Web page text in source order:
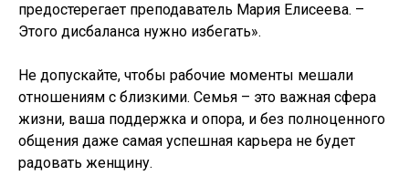
предостерегает преподаватель Мария Елисеева. –
Этого дисбаланса нужно избегать».
Не допускайте, чтобы рабочие моменты мешали
отношениям с близкими. Семья – это важная сфера
жизни, ваша поддержка и опора, и без полноценного
общения даже самая успешная карьера не будет
радовать женщину.